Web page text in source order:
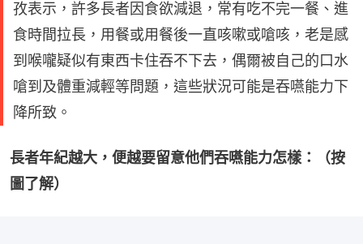
孜表示，許多長者因食欲減退，常有吃不完一餐、進
食時間拉長，用餐或用餐後一直咳嗽或嗆咳，老是感
到喉嚨疑似有東西卡住吞不下去，偶爾被自己的口水
嗆到及體重減輕等問題，這些狀況可能是吞嚥能力下
降所致。
長者年紀越大，便越要留意他們吞嚥能力怎樣：（按
圖了解）